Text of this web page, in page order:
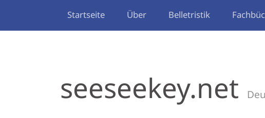
Startseite Über Belletristik
seeseekey.net